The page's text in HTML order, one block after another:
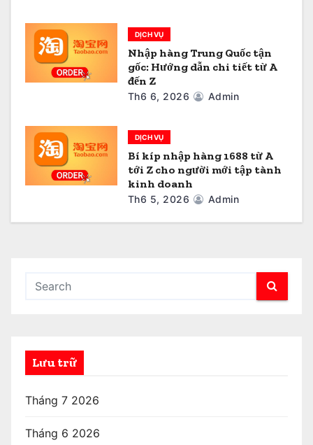
t
DỊCH VỤ
Nhập hàng Trung Quốc tận
gốc: Hướng dẫn chi tiết từ A
đến Z
Th6 6, 2026 Admin
DỊCH VỤ
Bí kíp nhập hàng 1688 từ A
tới Z cho người mới tập tành
kinh doanh
Th6 5, 2026 Admin
Lưu trữ
Tháng 7 2026
Tháng 6 2026